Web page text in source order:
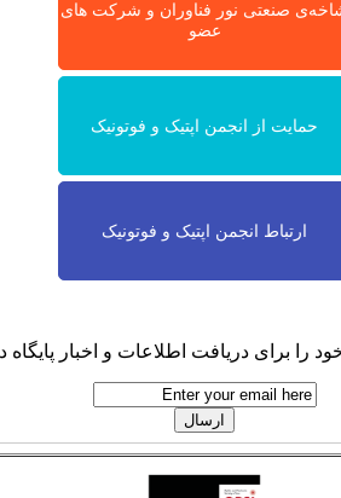
صنعتی نور فناوران و شرکت های
عضو
حمایت از انجمن اپتیک و فوتونیک
ارتباط انجمن اپتیک و فوتونیک
را برای دریافت اطلاعات و اخبار پایگاه